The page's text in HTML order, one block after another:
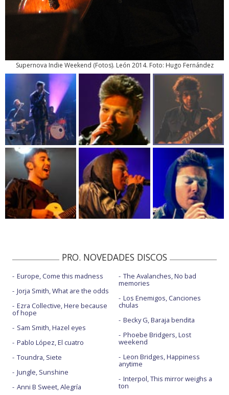
Supernova Indie Weekend (Fotos). León 2014. Foto: Hugo Fernández
PRO. NOVEDADES DISCOS
Europe, Come this madness
Jorja Smith, What are the odds
Ezra Collective, Here because
of hope
Sam Smith, Hazel eyes
Pablo López, El cuatro
Toundra, Siete
Jungle, Sunshine
Anni B Sweet, Alegría
The Avalanches, No bad
memories
Los Enemigos, Canciones
chulas
Becky G, Baraja bendita
Phoebe Bridgers, Lost
weekend
Leon Bridges, Happiness
anytime
Interpol, This mirror weighs a
ton